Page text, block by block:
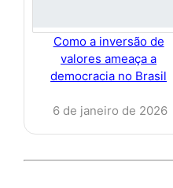
Como a inversão de
valores ameaça a
democracia no Brasil
6 de janeiro de 2026